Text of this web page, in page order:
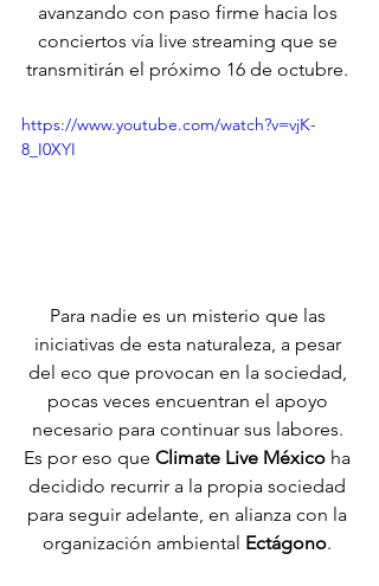
avanzando con paso firme hacia los
conciertos vía live streaming que se
transmitirán el próximo 16 de octubre.
https://www.youtube.com/watch?v=vjK-
8_I0XYI
Para nadie es un misterio que las
iniciativas de esta naturaleza, a pesar
del eco que provocan en la sociedad,
pocas veces encuentran el apoyo
necesario para continuar sus labores.
Es por eso que Climate Live México ha
decidido recurrir a la propia sociedad
para seguir adelante, en alianza con la
organización ambiental Ectágono.